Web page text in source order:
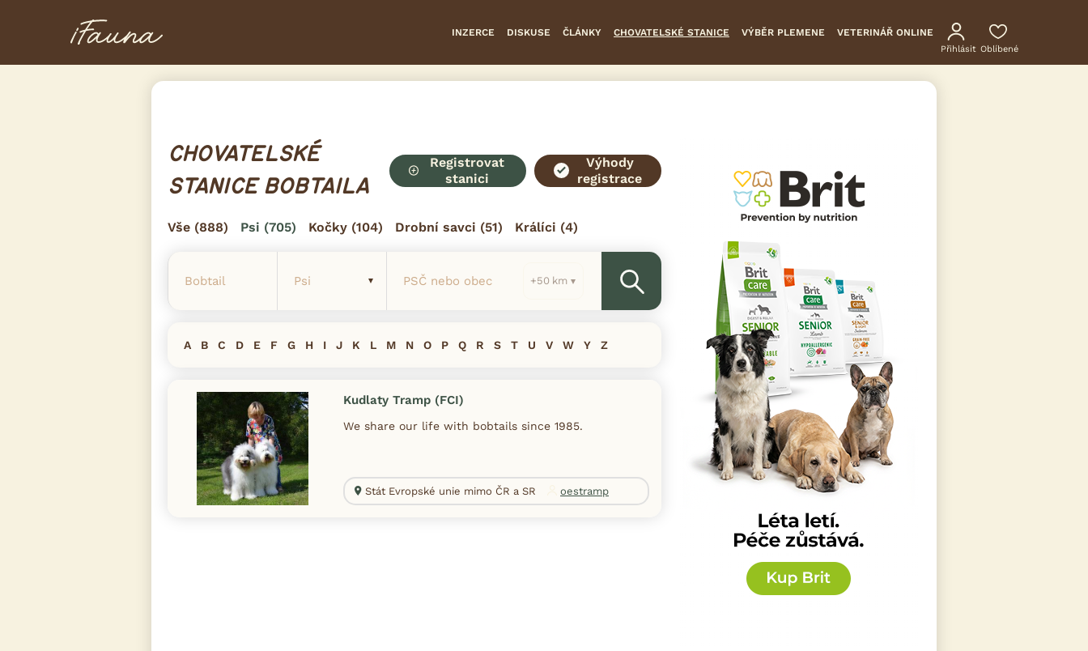
INZERCE DISKUSE ČLÁNKY CHOVATELSKÉ STANICE VÝBĚR PLEMENE VETERINÁŘ ONLINE
Přihlásit Oblíbené
CHOVATELSKÉ
STANICE BOBTAILA
Registrovat
stanici
Výhody
registrace
Vše (888) Psi (705) Kočky (104) Drobní savci (51) Králíci (4)
PSČ nebo obec km
A B C D E F G H I J K L M N O P Q R S T U V W Y Z
Kudlaty Tramp (FCI)
We share our life with bobtails since 1985.
Stát Evropské unie mimo ČR a SR oestramp